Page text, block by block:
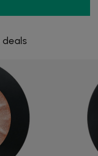
deals